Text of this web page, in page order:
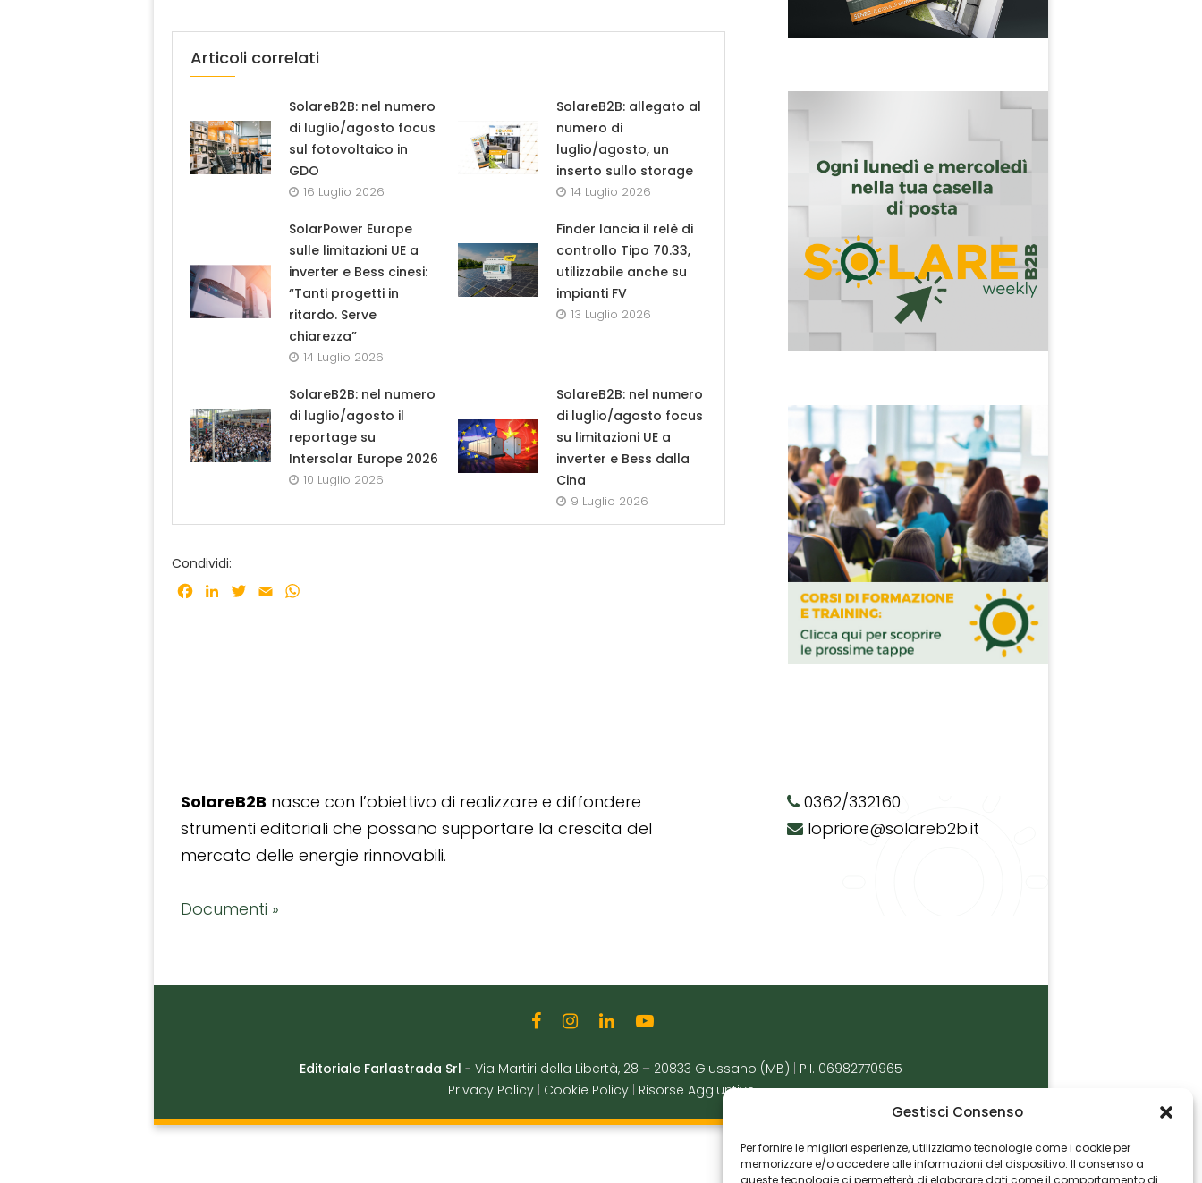
Gestisci Consenso
Per fornire le migliori esperienze, utilizziamo tecnologie come i cookie per
memorizzare e/o accedere alle informazioni del dispositivo. Il consenso a
queste tecnologie ci permetterà di elaborare dati come il comportamento di
Articoli correlati
SolareB2B: nel numero
di luglio/agosto focus
sul fotovoltaico in
GDO
16 Luglio 2026
SolareB2B: allegato al
numero di
luglio/agosto, un
inserto sullo storage
14 Luglio 2026
SolarPower Europe
sulle limitazioni UE a
inverter e Bess cinesi:
“Tanti progetti in
ritardo. Serve
chiarezza”
14 Luglio 2026
Finder lancia il relè di
controllo Tipo 70.33,
utilizzabile anche su
impianti FV
13 Luglio 2026
SolareB2B: nel numero
di luglio/agosto il
reportage su
Intersolar Europe 2026
10 Luglio 2026
SolareB2B: nel numero
di luglio/agosto focus
su limitazioni UE a
inverter e Bess dalla
Cina
9 Luglio 2026
Condividi:
Facebook
LinkedInTwitter
Email
SolareB2B nasce con l’obiettivo di realizzare e diffondere
strumenti editoriali che possano supportare la crescita del
mercato delle energie rinnovabili.
Documenti »
0362/332160
lopriore@solareb2b.it
Editoriale Farlastrada Srl - Via Martiri della Libertà, 28 – 20833 Giussano (MB)
P.I. 06982770965
Privacy Policy
Cookie Policy Risorse Aggiuntive